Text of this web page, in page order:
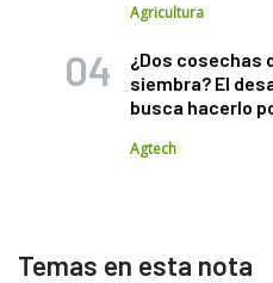
Agricultura
¿Dos cosechas
siembra? El
busca hacerlo
Agtech
Temas en esta nota